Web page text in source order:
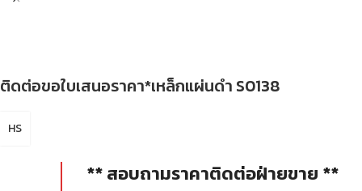
ติดต่อขอใบเสนอราคา*เหล็กแผ่นดำ S0138
HS
** สอบถามราคาติดต่อฝ่ายขาย **